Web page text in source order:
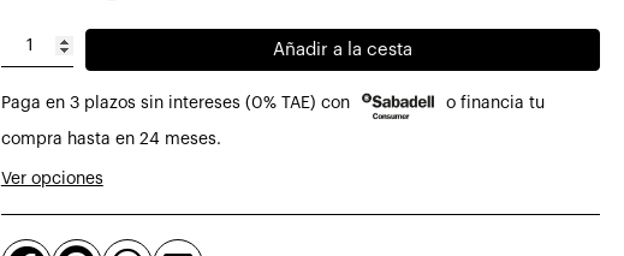
Lámpara
sobremesa
Tub
pantalla
arpillera
Añadir a la cesta
Paga en 3 plazos sin intereses (0% TAE) con o financia tu
compra hasta en 24 meses.
Ver opciones